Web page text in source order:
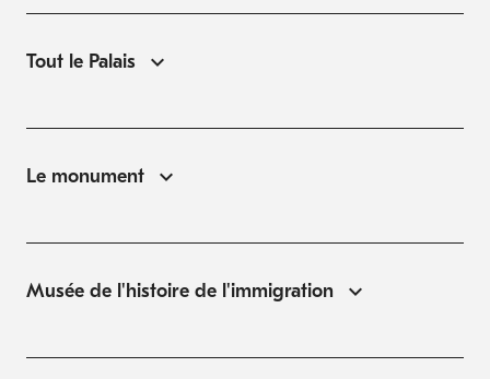
Tout le Palais
Le monument
Musée de l'histoire de l'immigration